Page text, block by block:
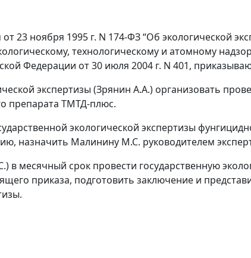
23 ноября 1995 г. N 174-ФЗ “Об экологической
технологическому и атомному
Федерации от 30 июля 2004 г. N 401,
экспертизы (Зрянин А.А.) организовать
препарата ТМТД-плюс.
экологической экспертизы
назначить Малинину М.С. руководителем
месячный срок провести государственную
приказа, подготовить заключение и